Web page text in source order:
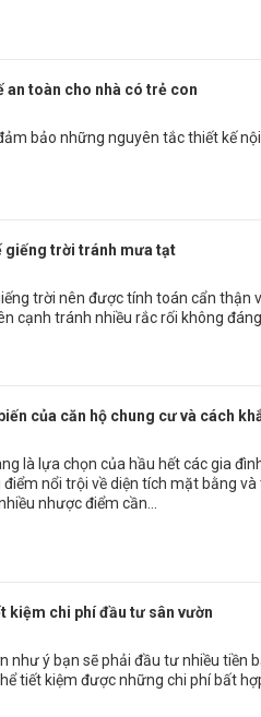
an toàn cho nhà có trẻ con
bảo những nguyên tắc thiết kế
giếng trời tránh mưa tạt
trời nên được tính toán cẩn thận
cạnh tránh nhiều rắc rối không
của căn hộ chung cư và cách
là lựa chọn của hầu hết các gia
nổi trội về diện tích mặt bằng
nhược điểm cần...
kiệm chi phí đầu tư sân vườn
như ý bạn sẽ phải đầu tư nhiều tiền
tiết kiệm được những chi phí bất